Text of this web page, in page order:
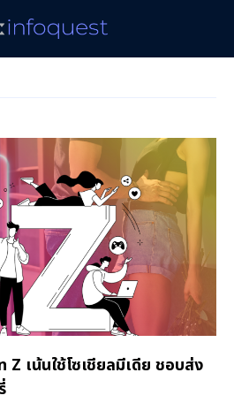
เน้นใช้โซเชียลมีเดีย ชอบส่ง